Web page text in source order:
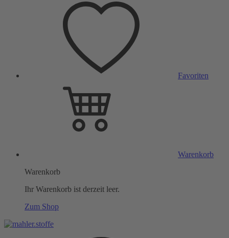
Favoriten
Warenkorb
Warenkorb
Ihr Warenkorb ist derzeit leer.
Zum Shop